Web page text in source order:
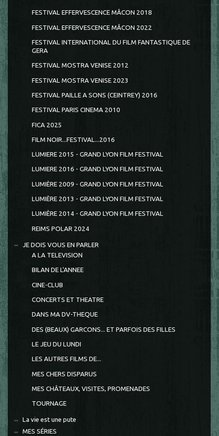
FESTIVAL EFFERVESCENCE MÂCON 2018
FESTIVAL EFFERVESCENCE MÂCON 2022
FESTIVAL INTERNATIONAL DU FILM FANTASTIQUE DE
GERA
FESTIVAL MOSTRA VENISE 2012
FESTIVAL MOSTRA VENISE 2023
FESTIVAL PAILLE A SONS (CEINTREY) 2016
FESTIVAL PARIS CINEMA 2010
FICA 2025
FILM NOIR...FESTIVAL...2016
LUMIERE 2015 - GRAND LYON FILM FESTIVAL
LUMIERE 2016 - GRAND LYON FILM FESTIVAL
LUMIÈRE 2009 - GRAND LYON FILM FESTIVAL
LUMIÈRE 2013 - GRAND LYON FILM FESTIVAL
LUMIÈRE 2014 - GRAND LYON FILM FESTIVAL
REIMS POLAR 2024
JE DOIS VOUS EN PARLER
A LA TELEVISION
BILAN DE L'ANNEE
CINE-CLUB
CONCERTS ET THEATRE
DANS MA DV-THEQUE
DES (BEAUX) GARCONS... ET PARFOIS DES FILLES
LE JEU DU LUNDI
LES AUTRES FILMS DE...
MES CHERS DISPARUS
MES CHÂTEAUX, VISITES, PROMENADES
TOURNAGE
La vie est une pute
MES SÉRIES